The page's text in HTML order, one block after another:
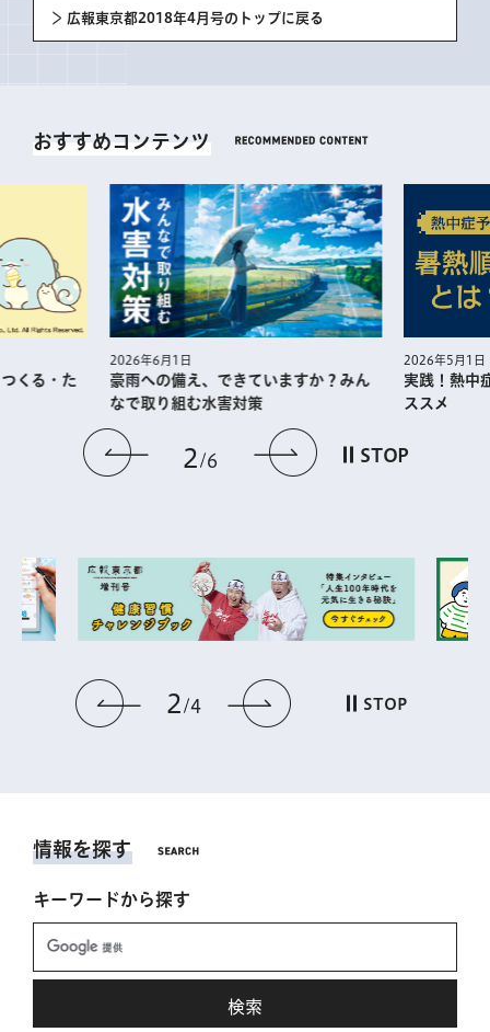
広報東京都2018年4月号のトップに戻る
おすすめコンテンツ
前のスライドを表示
2 6 次のスライドを
STOP
くる・た
2026年6月1日
豪雨への備え、できていますか？みん
なで取り組む水害対策
2026年5月1日
実践！熱中
ススメ
前のスライドを表示
2 4 次のスライドを表
STOP
情報を探す
キーワードから探す